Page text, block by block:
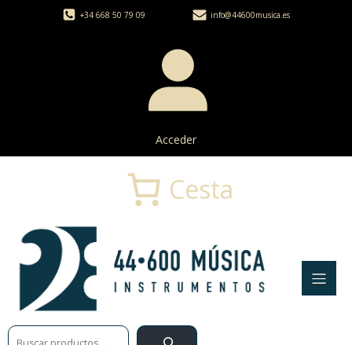
+34 668 50 79 09 info@44600musica.es
Acceder
Buscar
Cesta